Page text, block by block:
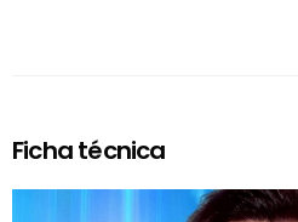
Ficha técnica